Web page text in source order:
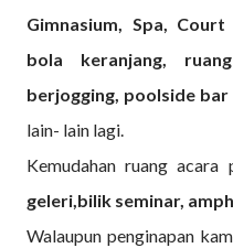
Gimnasium, Spa,
bola keranjang,
berjogging, poolside
lain- lain lagi.
Kemudahan ruang acara
geleri,bilik seminar,
Walaupun penginapan